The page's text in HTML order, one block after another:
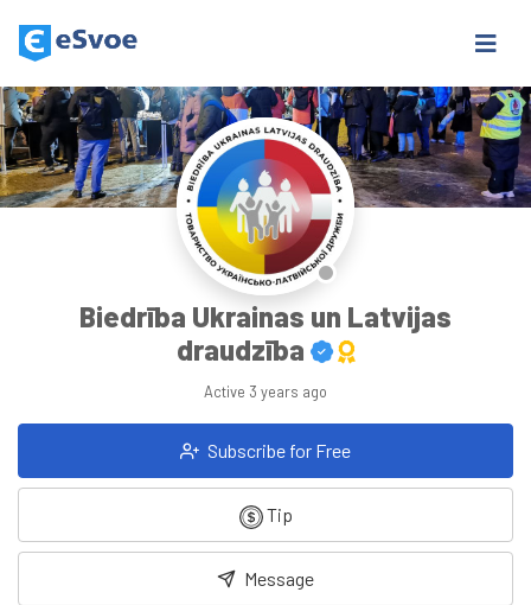
Biedrība Ukrainas un Latvijas
draudzība
Active 3 years ago
Subscribe for Free
Tip
Message